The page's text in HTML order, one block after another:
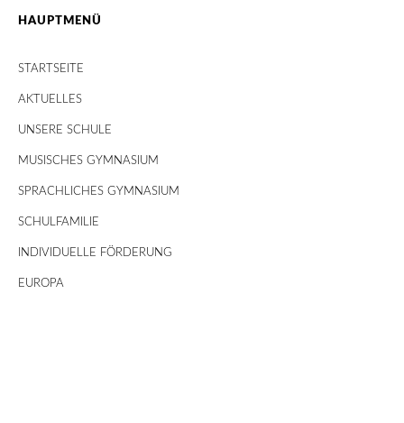
HAUPTMENÜ
STARTSEITE
AKTUELLES
UNSERE SCHULE
MUSISCHES GYMNASIUM
SPRACHLICHES GYMNASIUM
SCHULFAMILIE
INDIVIDUELLE FÖRDERUNG
EUROPA